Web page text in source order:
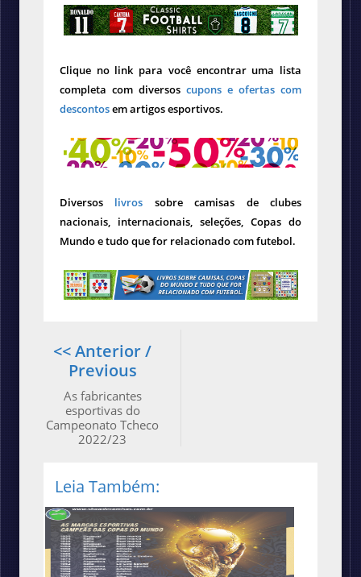
Clique no link para você encontrar uma lista
completa com diversos cupons e ofertas com
descontosem artigos esportivos.
Diversos livros sobre camisas de clubes
nacionais, internacionais, seleções, Copas do
Mundo e tudo que for relacionado com futebol.
<< Anterior /
Previous
As fabricantes
esportivas do
Campeonato Tcheco
2022/23
Leia Também: